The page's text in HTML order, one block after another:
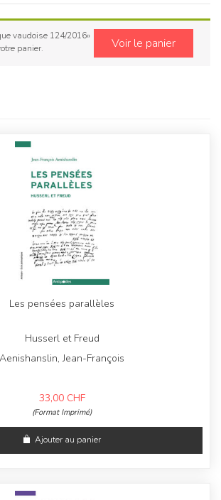
Voir le panier
vaudoise 124/2016»
panier.
Les pensées parallèles
Husserl et Freud
Aenishanslin, Jean-François
33,00 CHF
(Format Imprimé)
Ajouter au panier